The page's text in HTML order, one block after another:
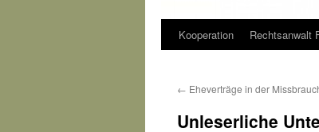
Zum
springen
Kooperation Rechtsanwalt
← Eheverträge in der
Unleserliche